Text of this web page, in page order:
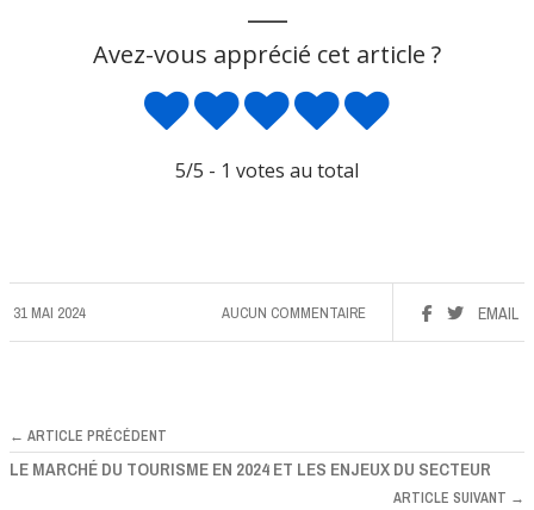
Avez-vous apprécié cet article ?
5/5 - 1 votes au total
31 MAI 2024 EMAIL
AUCUN COMMENTAIRE
← ARTICLE PRÉCÉDENT
LE MARCHÉ DU TOURISME EN 2024 ET LES ENJEUX DU SECTEUR
ARTICLE SUIVANT →